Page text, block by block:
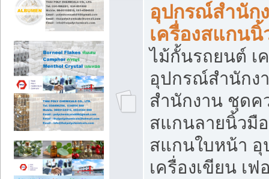
อุปกรณ์สำนัก
เครื่องสแกนนิ้
ไม้กั้นรถยนต์ เ
อุปกรณ์สำนักง
สำนักงาน ชุดค
สแกนลายนิ้วมื
สแกนใบหน้า
เครื่องเขียน เ